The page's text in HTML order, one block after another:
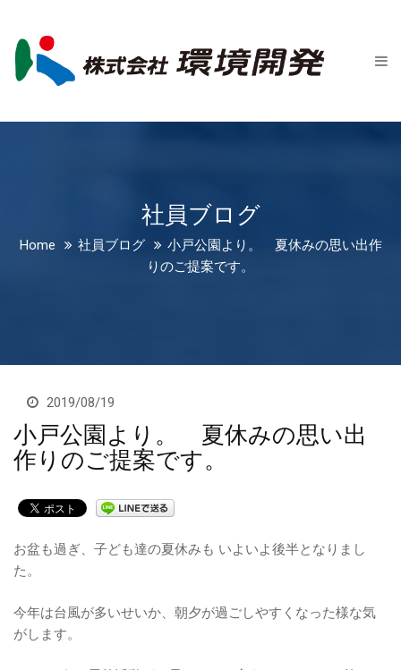
会社案内
採用情報
社員ブログ
Home 社員ブログ
小戸公園より。 夏休みの思い出作
りのご提案です。
2019/08/19
小戸公園より。 夏休みの思い出
作りのご提案です。
お盆も過ぎ、子ども達の夏休みも いよいよ後半となりまし
た。
今年は台風が多いせいか、朝夕が過ごしやすくなった様な気
がします。